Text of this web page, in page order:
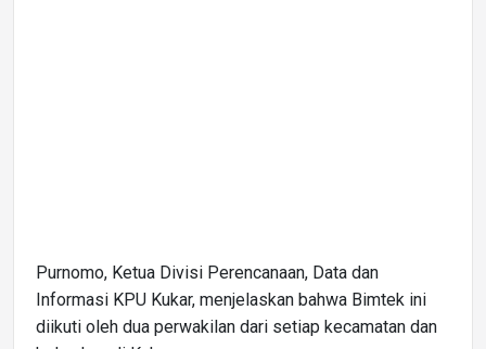
Purnomo, Ketua Divisi Perencanaan, Data dan
Informasi KPU Kukar, menjelaskan bahwa Bimtek ini
diikuti oleh dua perwakilan dari setiap kecamatan dan